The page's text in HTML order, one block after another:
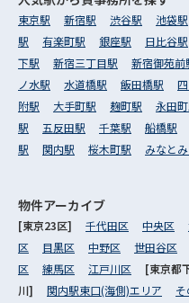
東京駅 新宿駅 渋谷駅 池袋駅
駅
有楽町駅 銀座駅 日比谷駅
下駅
新宿三丁目駅 新宿御苑前
ノ水駅
水道橋駅 飯田橋駅
附駅
大手町駅 麹町駅 永田
駅
五反田駅 千葉駅 船橋駅
駅
関内駅 桜木町駅 みなと
物件アーカイブ
[東京23区] 千代田区 中央区
区
目黒区 中野区 世田谷区
区
練馬区 江戸川区 [東京
川] 関内駅東口(海側)エリア